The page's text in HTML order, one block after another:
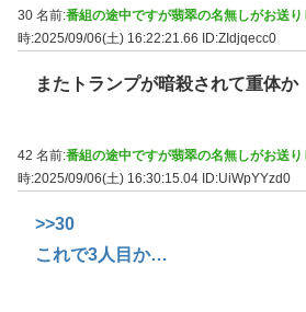
30 名前:番組の途中ですが翡翠の名無しがお送り
時:2025/09/06(土) 16:22:21.66 ID:ZIdjqecc0
またトランプが暗殺されて重体か
42 名前:番組の途中ですが翡翠の名無しがお送り
時:2025/09/06(土) 16:30:15.04 ID:UiWpYYzd0
>>30
これで3人目か…